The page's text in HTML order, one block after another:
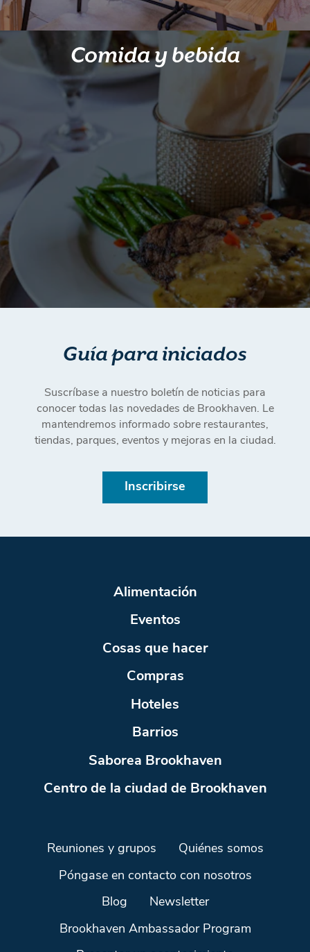
Comida y bebida
Guía para iniciados
Suscríbase a nuestro boletín de noticias para
conocer todas las novedades de Brookhaven. Le
mantendremos informado sobre restaurantes,
tiendas, parques, eventos y mejoras en la ciudad.
Inscribirse
Alimentación
Eventos
Cosas que hacer
Compras
Hoteles
Barrios
Saborea Brookhaven
Centro de la ciudad de Brookhaven
Reuniones y grupos Quiénes somos
Póngase en contacto con nosotros
Blog Newsletter
Brookhaven Ambassador Program